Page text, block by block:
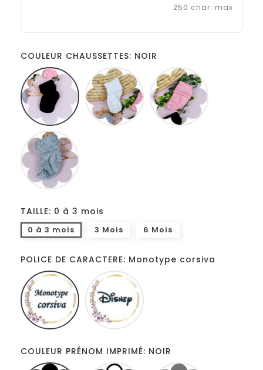
250 char. max
COULEUR CHAUSSETTES: NOIR
NOIR BLANC
TAILLE: 0 à 3 mois
0 à 3 mois 3 Mois 6 Mois
POLICE DE CARACTERE: Monotype corsiva
Monotype
corsiva
COULEUR PRÉNOM IMPRIMÉ: NOIR